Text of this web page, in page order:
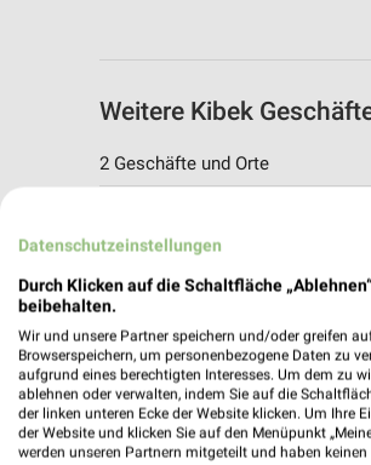
Weitere Kibek
2 Geschäfte und Orte
Weinheim,
Kibek Angebote in
Ludwigshafen,
Datenschutzeinstellungen
Durch Klicken auf die Schaltfläche
beibehalten.
Wir und unsere Partner speichern und/oder greifen
Browserspeichern, um personenbezogene Daten zu
aufgrund eines berechtigten Interesses. Um dem zu
ablehnen oder verwalten, indem Sie auf die
der linken unteren Ecke der Website klicken. Um Ihre
der Website und klicken Sie auf den Menüpunkt
werden unseren Partnern mitgeteilt und haben